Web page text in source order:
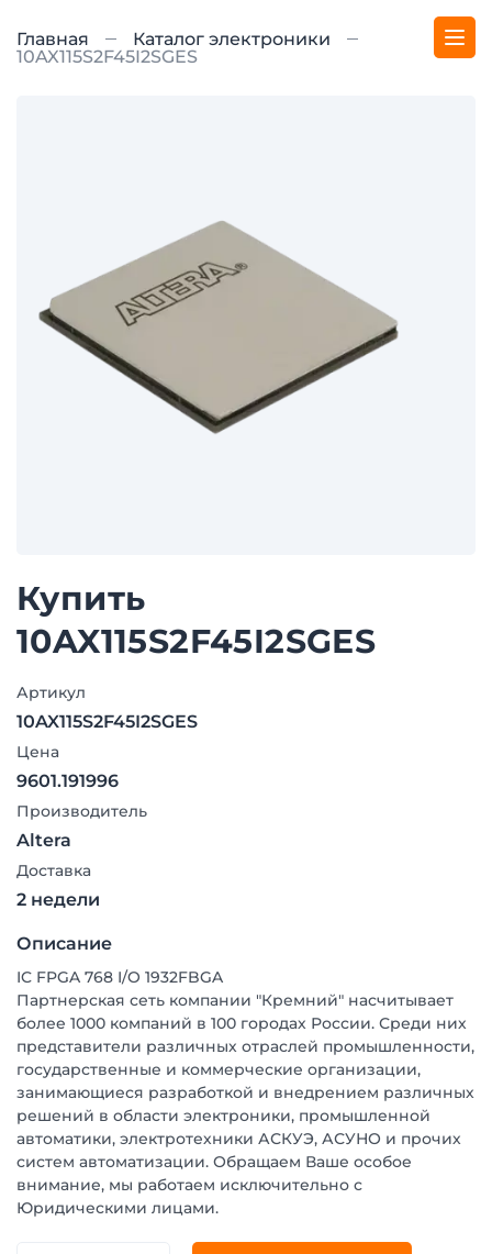
Главная
Каталог электроники
10AX115S2F45I2SGES
Купить
10AX115S2F45I2SGES
Артикул
10AX115S2F45I2SGES
Цена
9601.191996
Производитель
Altera
Доставка
2 недели
Описание
IC FPGA 768 I/O 1932FBGA
Партнерская сеть компании "Кремний" насчитывает
более 1000 компаний в 100 городах России. Среди них
представители различных отраслей промышленности,
государственные и коммерческие организации,
занимающиеся разработкой и внедрением различных
решений в области электроники, промышленной
автоматики, электротехники АСКУЭ, АСУНО и прочих
систем автоматизации. Обращаем Ваше особое
внимание, мы работаем исключительно с
Юридическими лицами.